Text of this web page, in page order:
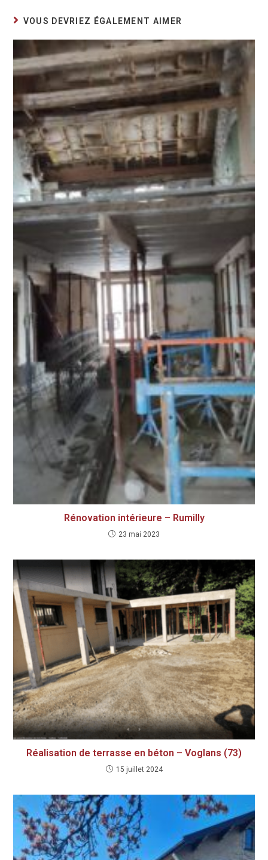
VOUS DEVRIEZ ÉGALEMENT AIMER
Rénovation intérieure – Rumilly
23 mai 2023
Réalisation de terrasse en béton – Voglans (73)
15 juillet 2024